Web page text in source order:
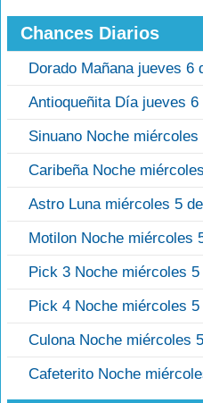
Chances Diarios
Dorado Mañana jueves 6
Antioqueñita Día jueves 6
Sinuano Noche
Caribeña Noche
Astro Luna miércoles 5
Motilon Noche miércoles
Pick 3 Noche miércoles
Pick 4 Noche miércoles
Culona Noche miércoles
Cafeterito Noche